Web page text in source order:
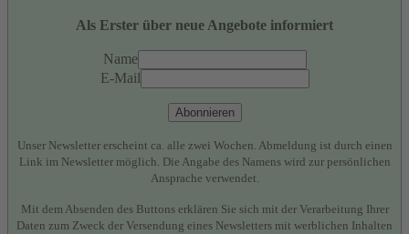
Als Erster über neue Angebote informiert
Name
E-Mail
Abonnieren
Unser Newsletter erscheint ca. alle zwei Wochen. Abmeldung ist durch einen
Link im Newsletter möglich. Die Angabe des Namens wird zur persönlichen
Ansprache verwendet.
Mit dem Absenden des Buttons erklären Sie sich mit der Verarbeitung Ihrer
Daten zum Zweck der Versendung eines Newsletters mit werblichen Inhalten